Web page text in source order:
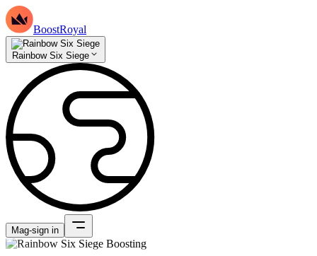
BoostRoyal
Rainbow Six Siege
Mag-sign in